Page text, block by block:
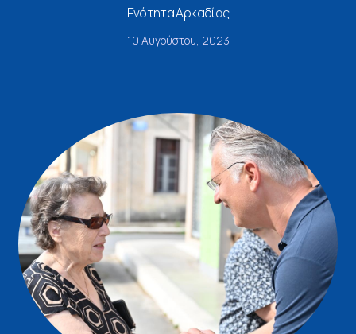
Ενότητα Αρκαδίας
10 Αυγούστου, 2023